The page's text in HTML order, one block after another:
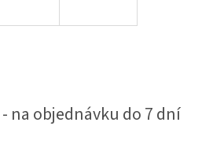
na objednávku do 7 dní